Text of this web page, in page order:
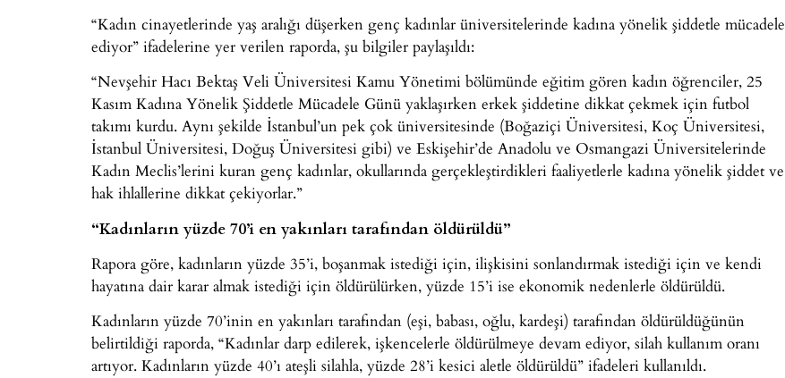
“Kadın cinayetlerinde yaş aralığı düşerken genç kadınlar üniversitelerinde kadına yönelik şiddetle mücadele
ediyor” ifadelerine yer verilen raporda, şu bilgiler paylaşıldı:
“Nevşehir Hacı Bektaş Veli Üniversitesi Kamu Yönetimi bölümünde eğitim gören kadın öğrenciler, 25
Kasım Kadına Yönelik Şiddetle Mücadele Günü yaklaşırken erkek şiddetine dikkat çekmek için futbol
takımı kurdu. Aynı şekilde İstanbul’un pek çok üniversitesinde (Boğaziçi Üniversitesi, Koç Üniversitesi,
İstanbul Üniversitesi, Doğuş Üniversitesi gibi) ve Eskişehir’de Anadolu ve Osmangazi Üniversitelerinde
Kadın Meclis’lerini kuran genç kadınlar, okullarında gerçekleştirdikleri faaliyetlerle kadına yönelik şiddet ve
hak ihlallerine dikkat çekiyorlar.”
“Kadınların yüzde 70’i en yakınları tarafından öldürüldü”
Rapora göre, kadınların yüzde 35’i, boşanmak istediği için, ilişkisini sonlandırmak istediği için ve kendi
hayatına dair karar almak istediği için öldürülürken, yüzde 15’i ise ekonomik nedenlerle öldürüldü.
Kadınların yüzde 70’inin en yakınları tarafından (eşi, babası, oğlu, kardeşi) tarafından öldürüldüğünün
belirtildiği raporda, “Kadınlar darp edilerek, işkencelerle öldürülmeye devam ediyor, silah kullanım oranı
artıyor. Kadınların yüzde 40’ı ateşli silahla, yüzde 28’i kesici aletle öldürüldü” ifadeleri kullanıldı.